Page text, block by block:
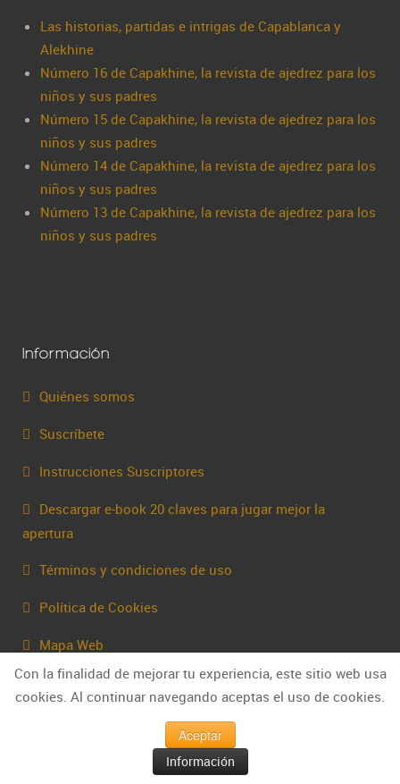
Las historias, partidas e intrigas de Capablanca y
Alekhine
Número 16 de Capakhine, la revista de ajedrez para los
niños y sus padres
Número 15 de Capakhine, la revista de ajedrez para los
niños y sus padres
Número 14 de Capakhine, la revista de ajedrez para los
niños y sus padres
Número 13 de Capakhine, la revista de ajedrez para los
niños y sus padres
Información
Quiénes somos
Suscríbete
Instrucciones Suscriptores
Descargar e-book 20 claves para jugar mejor la
apertura
Términos y condiciones de uso
Política de Cookies
Mapa Web
Contacta
Con la finalidad de mejorar tu experiencia, este sitio web usa
cookies. Al continuar navegando aceptas el uso de cookies.
Aceptar
Información